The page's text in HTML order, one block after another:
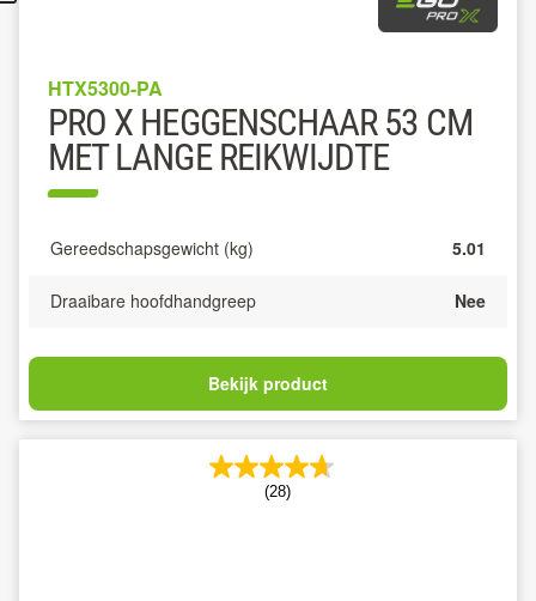
HTX5300-PA
PRO X HEGGENSCHAAR 53 CM
MET LANGE REIKWIJDTE
Gereedschapsgewicht (kg) 5.01
Draaibare hoofdhandgreep Nee
Bekijk product
(28)